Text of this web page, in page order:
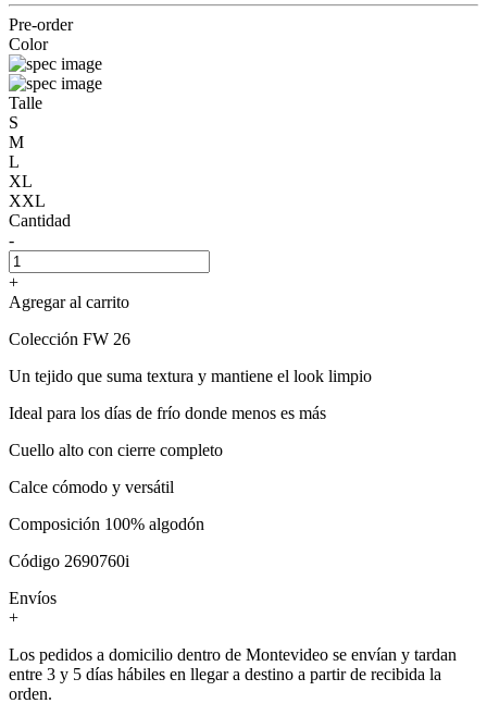
Pre-order
Color
Talle
S
M
L
XL
XXL
Cantidad
-
+
Agregar al carrito
Colección FW 26
Un tejido que suma textura y mantiene el look limpio
Ideal para los días de frío donde menos es más
Cuello alto con cierre completo
Calce cómodo y versátil
Composición 100% algodón
Código 2690760i
Envíos
+
Los pedidos a domicilio dentro de Montevideo se envían y tardan
entre 3 y 5 días hábiles en llegar a destino a partir de recibida la
orden.